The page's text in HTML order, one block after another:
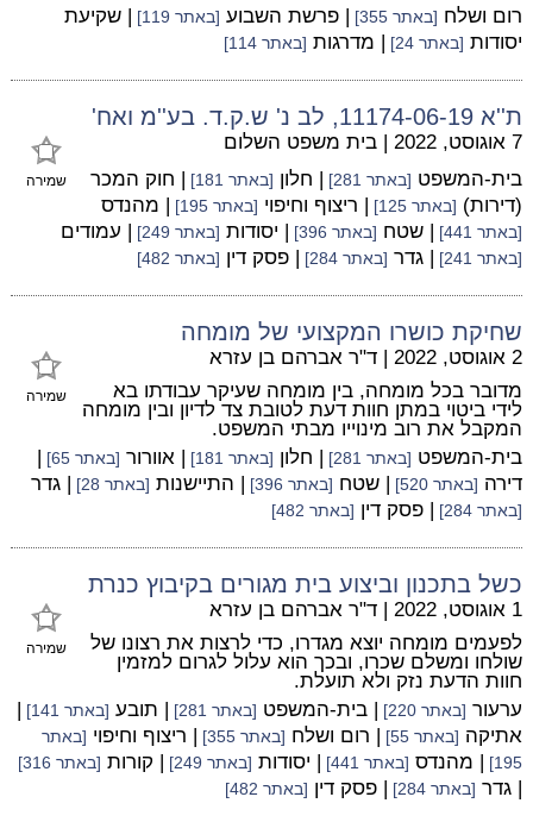
רום ושלח [באתר 355] | פרשת השבוע [באתר 119]
| שקיעת
יסודות [באתר 24] | מדרגות [באתר 114]
ת''א 11174-06-19, לב נ' ש.ק.ד. בע''מ ואח'
שמירה
7 אוגוסט, 2022 | בית משפט השלום
בית-המשפט [באתר 281] | חלון [באתר 181]
| חוק המכר
(דירות) [באתר 125] | ריצוף וחיפוי [באתר 195] | מהנדס
[באתר 441] | שטח [באתר 396] | יסודות [באתר 249] | עמודים
[באתר 241] | גדר [באתר 284] | פסק דין [באתר 482]
שחיקת כושרו המקצועי של מומחה
שמירה
2 אוגוסט, 2022 | ד"ר אברהם בן עזרא
מדובר בכל מומחה, בין מומחה שעיקר עבודתו בא
לידי ביטוי במתן חוות דעת לטובת צד לדיון ובין מומחה
המקבל את רוב מינוייו מבתי המשפט.
בית-המשפט [באתר 281] | חלון [באתר 181] | אוורור [באתר 65]
|
דירה [באתר 520] | שטח [באתר 396] | התיישנות [באתר 28] | גדר
[באתר 284] | פסק דין [באתר 482]
כשל בתכנון וביצוע בית מגורים בקיבוץ כנרת
שמירה
1 אוגוסט, 2022 | ד"ר אברהם בן עזרא
לפעמים מומחה יוצא מגדרו, כדי לרצות את רצונו של
שולחו ומשלם שכרו, ובכך הוא עלול לגרום למזמין
חוות הדעת נזק ולא תועלת.
ערעור [באתר 220] | בית-המשפט [באתר 281] | תובע [באתר 141]
|
אתיקה [באתר 55] | רום ושלח [באתר 355] | ריצוף וחיפוי [באתר
195]
| מהנדס [באתר 441] | יסודות [באתר 249] | קורות [באתר 316]
| גדר [באתר 284] | פסק דין [באתר 482]